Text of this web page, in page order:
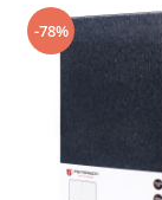
-78%